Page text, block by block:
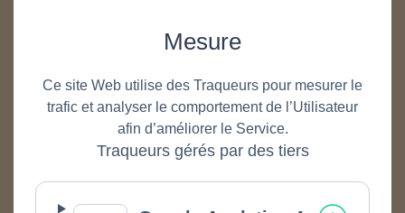
Mesure
Ce site Web utilise des Traqueurs pour mesurer le
trafic et analyser le comportement de l’Utilisateur
afin d’améliorer le Service.
Traqueurs gérés par des tiers